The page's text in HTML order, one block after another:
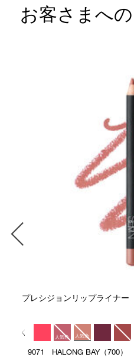
お客さまへ
プレシジョンリップライナー
人気色 人気色
9071 HALONG BAY（700）